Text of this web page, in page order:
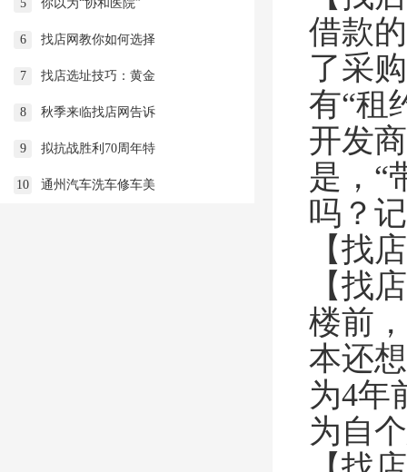
5 你以为“协和医院”
6 找店网教你如何选择
7 找店选址技巧：黄金
8 秋季来临找店网告诉
9 拟抗战胜利70周年特
10 通州汽车洗车修车美
借款
了采
有“租
开发
是，“
吗？
【找
【找
楼前
本还
为4年
为自